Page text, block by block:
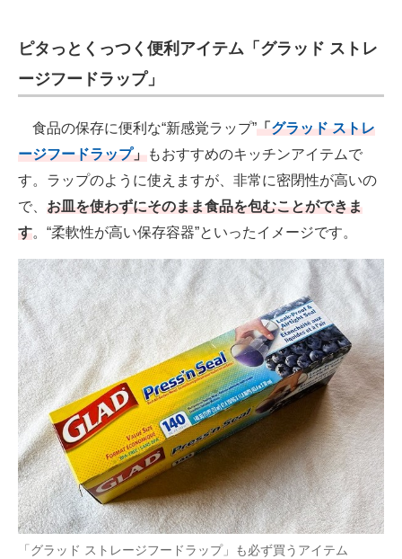
ピタっとくっつく便利アイテム「グラッド ストレ
ージフードラップ」
食品の保存に便利な“新感覚ラップ”「グラッド ストレ
ージフードラップ」もおすすめのキッチンアイテムで
す。ラップのように使えますが、非常に密閉性が高いの
で、 お皿を使わずにそのまま食品を包むことができま
す。“柔軟性が高い保存容器”といったイメージです。
「グラッド ストレージフードラップ」も必ず買うアイテム